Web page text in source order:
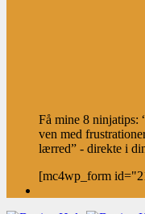
Få mine 8 ninjatips:
ven med
lærred” - direkte i
[mc4wp_form